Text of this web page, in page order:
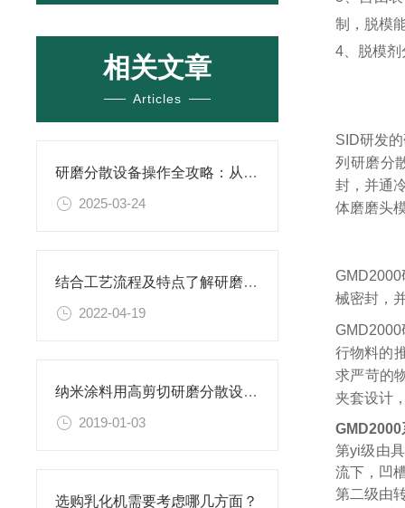
相关文章
Articles
研磨分散设备操作全攻略：从开机到关机的详细步骤
2025-03-24
结合工艺流程及特点了解研磨分散设备
2022-04-19
纳米涂料用高剪切研磨分散设备更稳定
2019-01-03
选购乳化机需要考虑哪几方面？
制，脱模
4、脱模
SID研发
列研磨分
封，并通
体磨磨头
械密封，
行物料的
求严苛的
夹套设计
GMD2000
第yi级由
流下，凹
第二级由